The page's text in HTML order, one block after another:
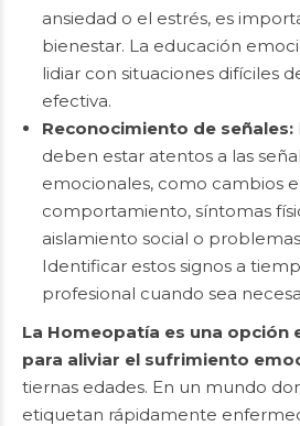
ansiedad o el estrés, es
bienestar. La educación
lidiar con situaciones difíciles
efectiva.
Reconocimiento de señales:
deben estar atentos a las
emocionales, como cambios
comportamiento, síntomas
aislamiento social o
Identificar estos signos a
profesional cuando sea
La Homeopatía es una opción
para aliviar el sufrimiento
tiernas edades. En un mundo
etiquetan rápidamente